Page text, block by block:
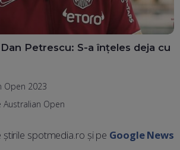
Petrescu: S-a înțeles deja cu
Open 2023
Open
spotmedia.ro și pe Google News